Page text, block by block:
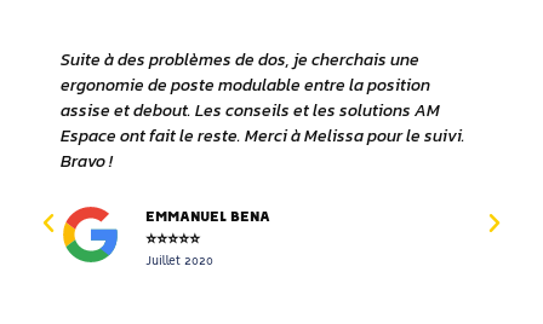
Suite à des problèmes de dos, je cherchais une
ergonomie de poste modulable entre la position
assise et debout. Les conseils et les solutions AM
Espace ont fait le reste. Merci à Melissa pour le suivi.
Bravo !
EMMANUEL BENA
⭐⭐⭐⭐⭐
Juillet 2020